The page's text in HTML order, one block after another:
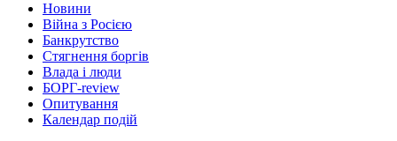
Новини
Війна з Росією
Банкрутство
Стягнення боргiв
Влада i люди
БОРГ-review
Опитування
Календар подій